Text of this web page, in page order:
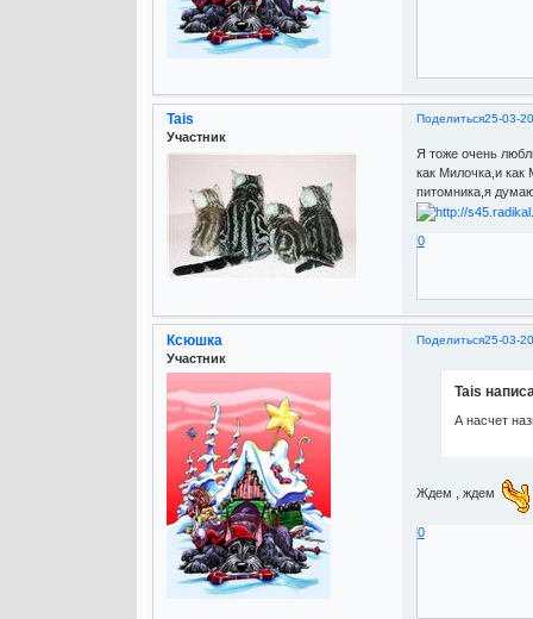
Поделиться25-03-
Tais
Участник
Я тоже очень
как Милочка,и как
питомника,я
0
Поделиться25-03-
Ксюшка
Участник
Tais
А насчет
Ждем , ждем
0